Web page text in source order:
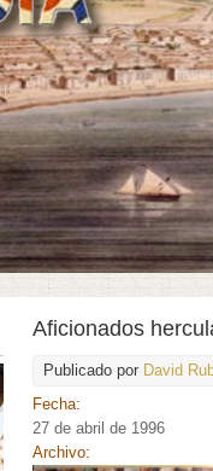
Aficionados
Publicado por David
Fecha:
27 de abril de 1996
Archivo: